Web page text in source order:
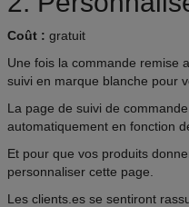
Coût : gratuit
Une fois la commande remise
suivi en marque blanche pour
La page de suivi de
automatiquement en fonction
Et pour que vos produits
personnaliser cette page.
Les clients.es se sentiront